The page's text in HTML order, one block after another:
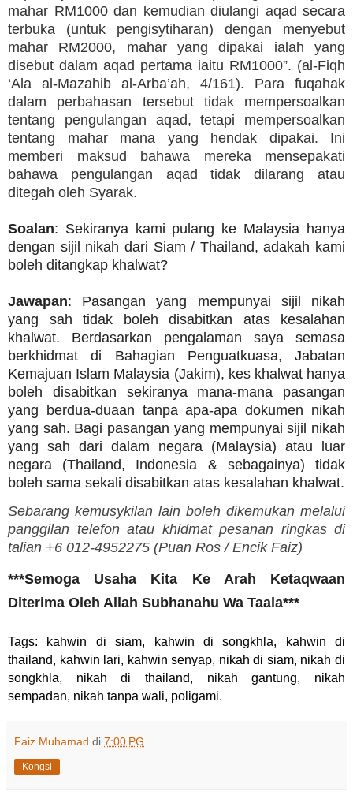
mahar RM1000 dan kemudian diulangi aqad secara
terbuka (untuk pengisytiharan) dengan menyebut
mahar RM2000, mahar yang dipakai ialah yang
disebut dalam aqad pertama iaitu RM1000”. (al-Fiqh
‘Ala al-Mazahib al-Arba’ah, 4/161). Para fuqahak
dalam perbahasan tersebut tidak mempersoalkan
tentang pengulangan aqad, tetapi mempersoalkan
tentang mahar mana yang hendak dipakai. Ini
memberi maksud bahawa mereka mensepakati
bahawa pengulangan aqad tidak dilarang atau
ditegah oleh Syarak.
Soalan: Sekiranya kami pulang ke Malaysia hanya
dengan sijil nikah dari Siam / Thailand, adakah kami
boleh ditangkap khalwat?
Jawapan: Pasangan yang mempunyai sijil nikah
yang sah tidak boleh disabitkan atas kesalahan
khalwat. Berdasarkan pengalaman saya semasa
berkhidmat di Bahagian Penguatkuasa, Jabatan
Kemajuan Islam Malaysia (Jakim), kes khalwat hanya
boleh disabitkan sekiranya mana-mana pasangan
yang berdua-duaan tanpa apa-apa dokumen nikah
yang sah. Bagi pasangan yang mempunyai sijil nikah
yang sah dari dalam negara (Malaysia) atau luar
negara (Thailand, Indonesia & sebagainya) tidak
boleh sama sekali disabitkan atas kesalahan khalwat.
Sebarang kemusykilan lain boleh dikemukan melalui
panggilan telefon atau khidmat pesanan ringkas di
talian +6 012-4952275 (Puan Ros /Encik Faiz)
***Semoga Usaha Kita Ke Arah Ketaqwaan
Diterima Oleh Allah Subhanahu Wa Taala***
Tags: kahwin di siam, kahwin di songkhla, kahwin di
thailand, kahwin lari, kahwin senyap, nikah di siam, nikah di
songkhla, nikah di thailand, nikah gantung, nikah
sempadan, nikah tanpa wali, poligami.
Faiz Muhamad di 7:00 PG
Kongsi